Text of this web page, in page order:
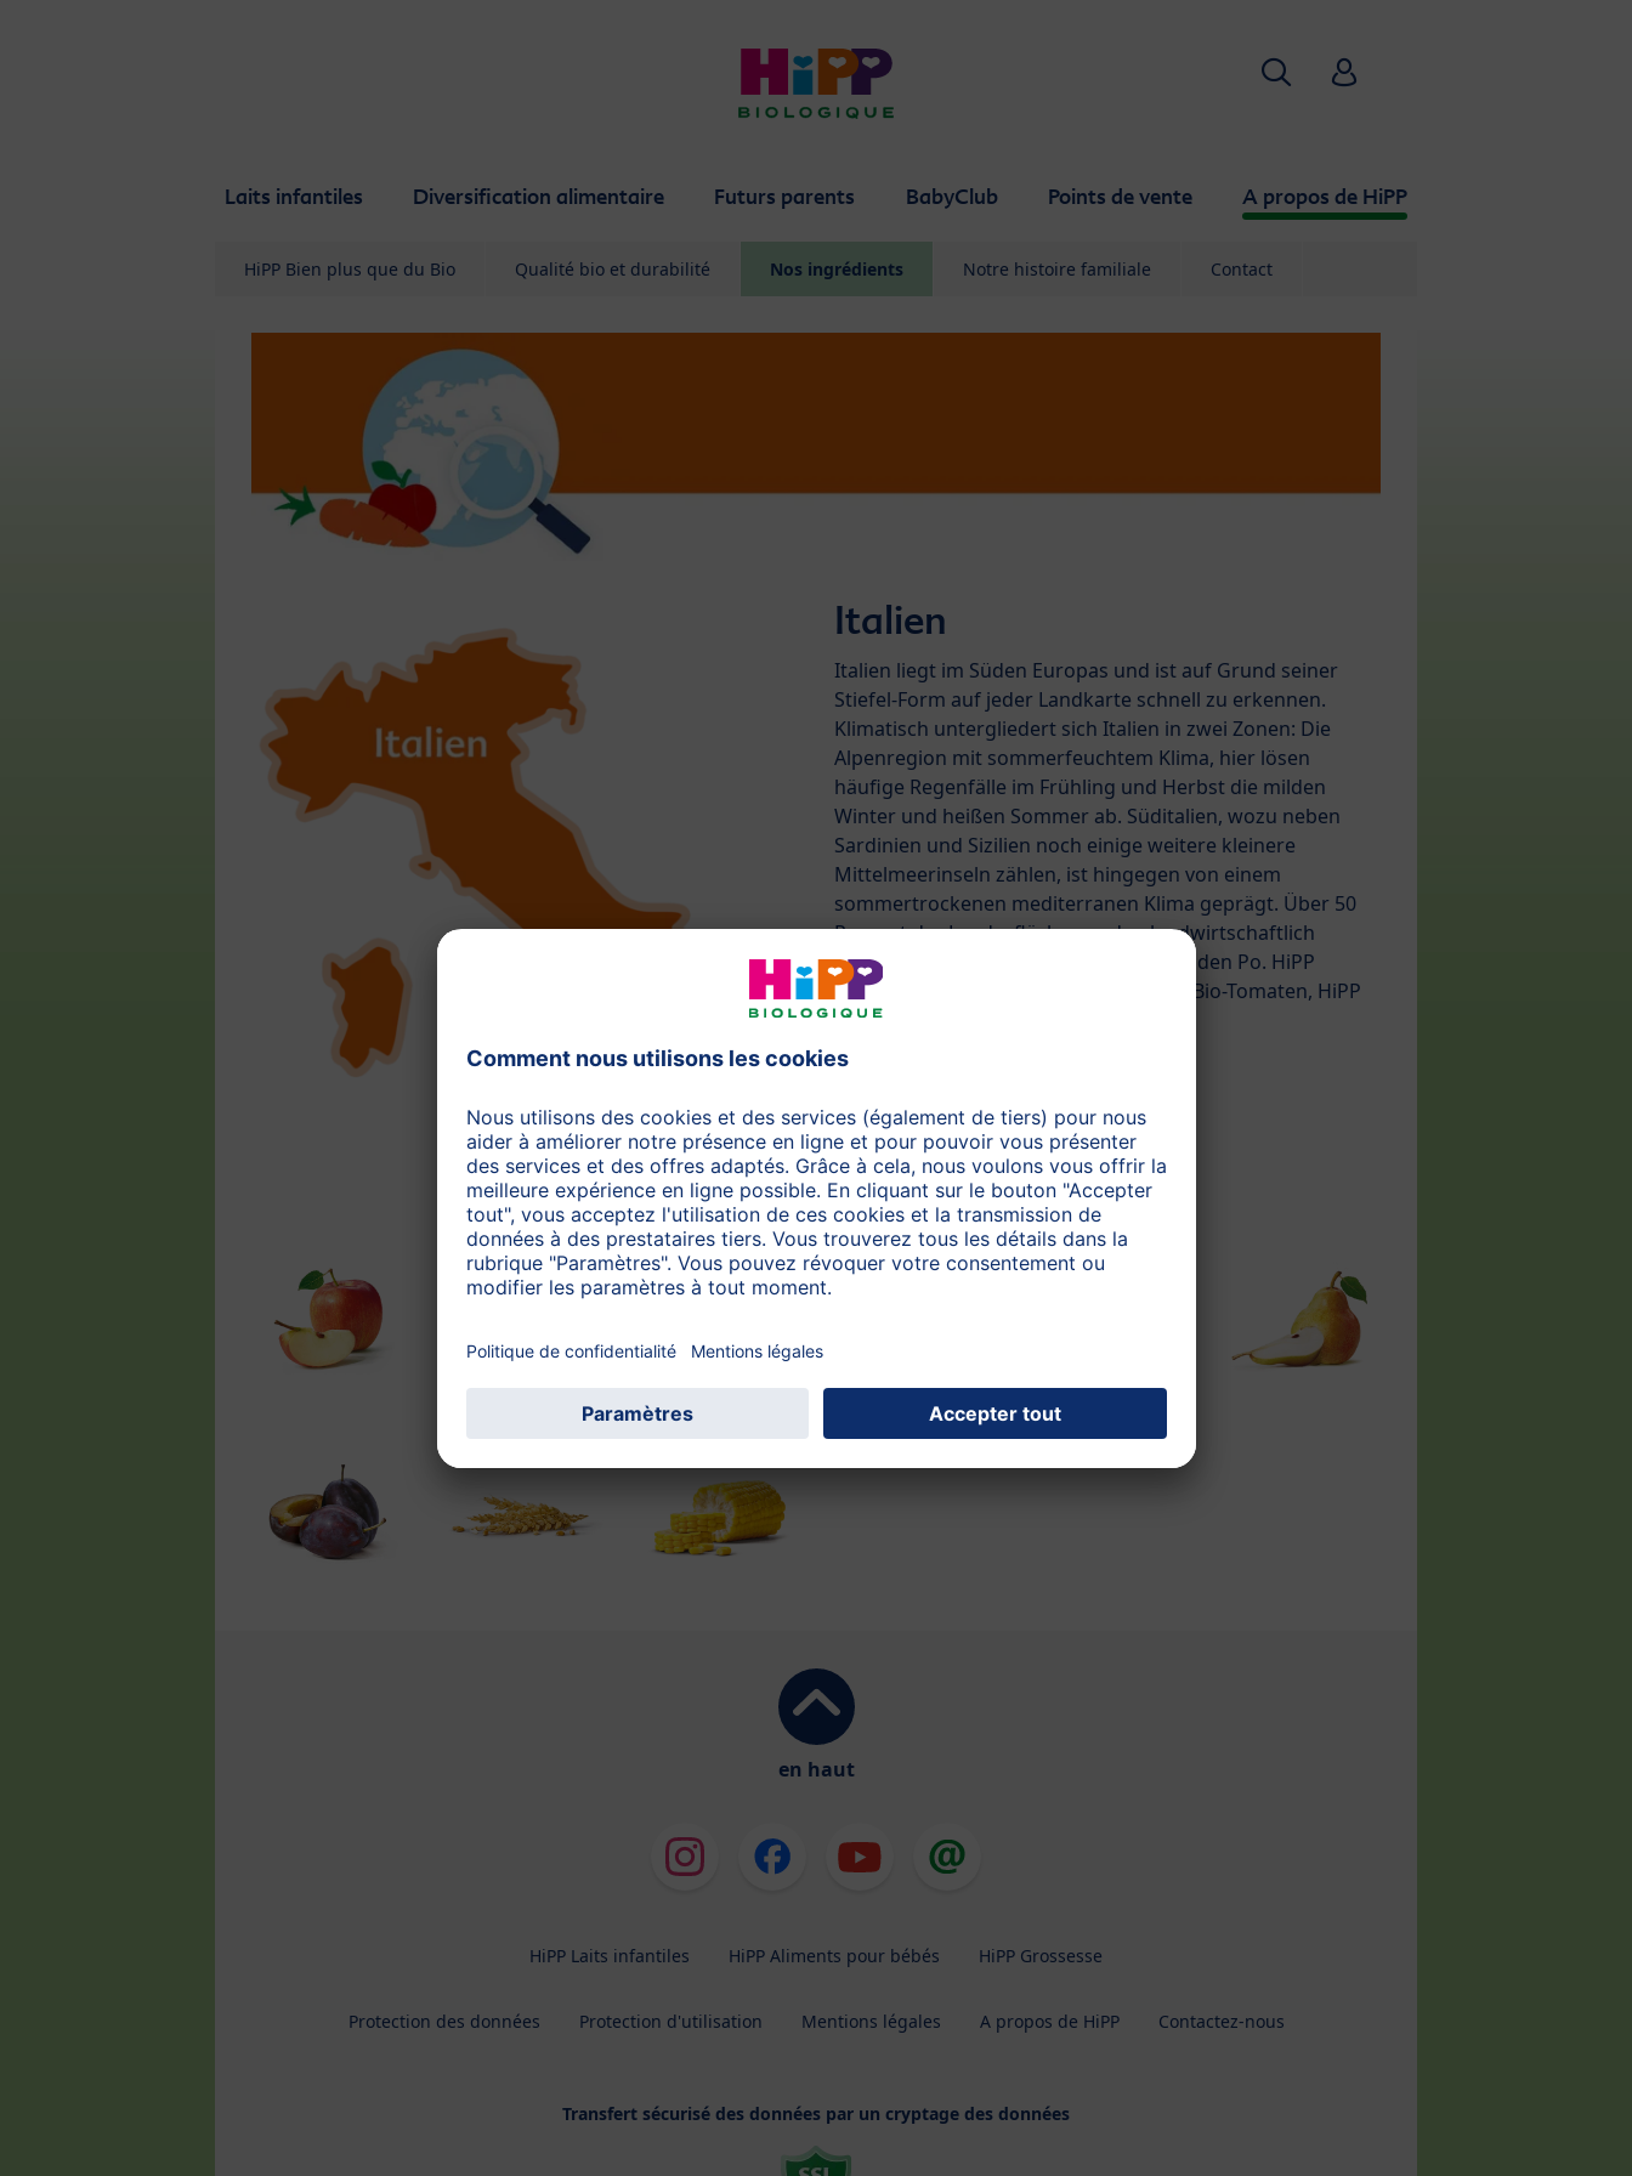
Laits infantiles Diversification alimentaire Futurs parents BabyClub Points de vente A propos de HiPP
RechercheHiPP Babyclub
HiPP Bien plus que du Bio Qualité bio et durabilité Nos ingrédients Notre histoire familiale Contact
Italien
Italien liegt im Süden Europas und ist auf Grund seiner
Stiefel-Form auf jeder Landkarte schnell zu erkennen.
Klimatisch untergliedert sich Italien in zwei Zonen: Die
Alpenregion mit sommerfeuchtem Klima, hier lösen
häufige Regenfälle im Frühling und Herbst die milden
Winter und heißen Sommer ab. Süditalien, wozu neben
Sardinien und Sizilien noch einige weitere kleinere
Mittelmeerinseln zählen, ist hingegen von einem
sommertrockenen mediterranen Klima geprägt. Über 50
Prozent der Landesfläche werden landwirtschaftlich
genutzt, vor allem im Tiefland rund um den Po. HiPP
bezieht aus Italien beispielsweise HiPP Bio-Tomaten, HiPP
Bio-Pfirsiche und HiPP Bio-Birnen.
en haut
HiPP Laits infantiles HiPP Aliments pour bébés HiPP Grossesse
Protection des données Protection d'utilisation Mentions légales A propos de HiPP Contactez-nous
Transfert sécurisé des données par un cryptage des données